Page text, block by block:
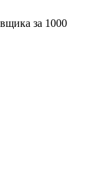
за 1000